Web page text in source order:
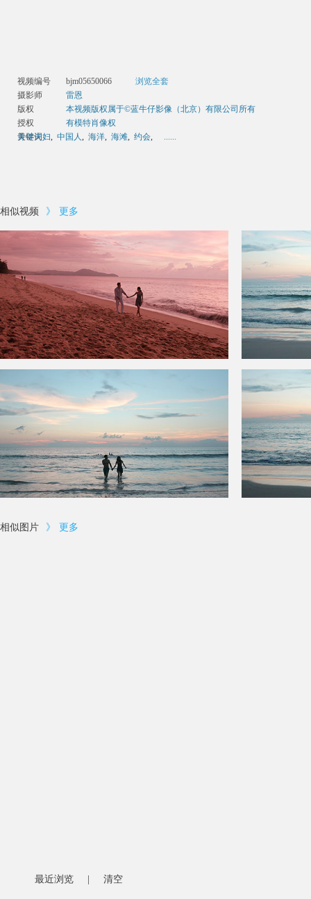
视频编号 bjm05650066
浏览全套
摄影师
雷恩
版权
本视频版权属于©蓝牛仔影像（北京）有限公司所有
授权
有模特肖像权
关键词
青年夫妇, 中国人, 海洋, 海滩, 约会, ......
相似视频 》 更多
相似图片 》 更多
最近浏览 清空